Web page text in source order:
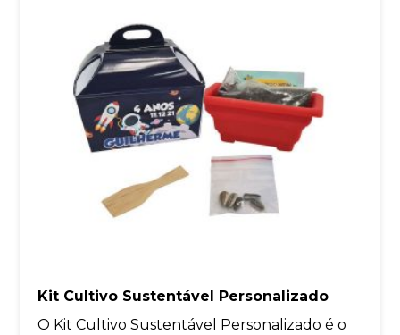
Kit Cultivo Sustentável Personalizado
O Kit Cultivo Sustentável Personalizado é o